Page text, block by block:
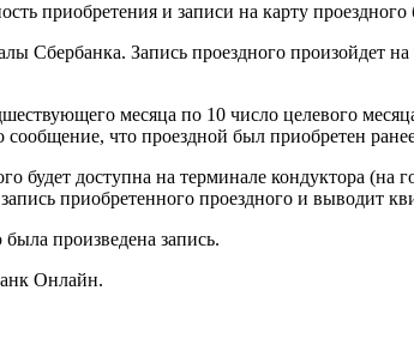
приобретения и записи на карту
Запись проездного произойдет на
месяца по 10 число целевого
что проездной был приобретен
будет доступна на терминале кондуктора
запись приобретенного проездного и
произведена запись.
Онлайн.